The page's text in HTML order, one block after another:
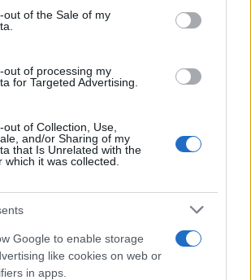
gather and store information including but
visit or usage behaviour. You may click to
to Google and its third-party tags to
out of the Sale of my
out of processing my
for Targeted Advertising.
of Collection, Use,
and/or Sharing of my
that Is Unrelated with the
which it was collected.
Google to enable storage
like cookies on web or
in apps.